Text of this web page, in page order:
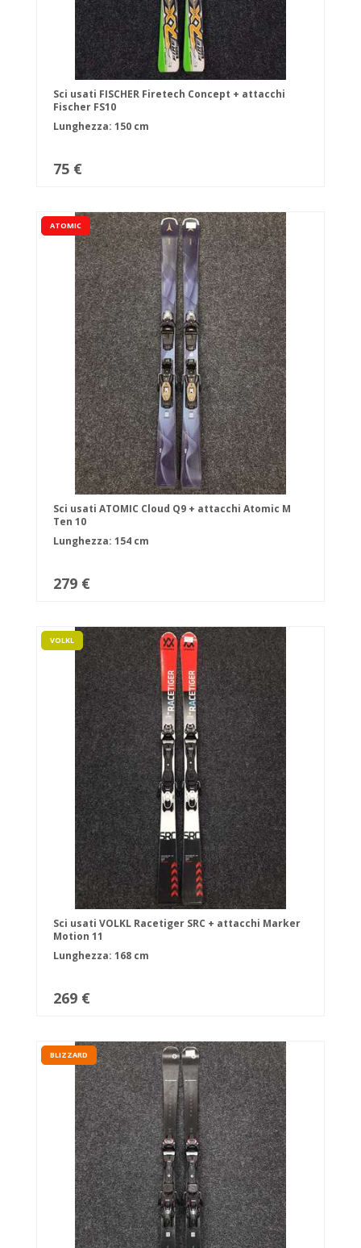
Sci usati FISCHER Firetech Concept + attacchi
Fischer FS10
Lunghezza: 150 cm
75 €
ATOMIC
Sci usati ATOMIC Cloud Q9 + attacchi Atomic M
Ten 10
Lunghezza: 154 cm
279 €
VOLKL
Sci usati VOLKL Racetiger SRC + attacchi Marker
Motion 11
Lunghezza: 168 cm
269 €
BLIZZARD